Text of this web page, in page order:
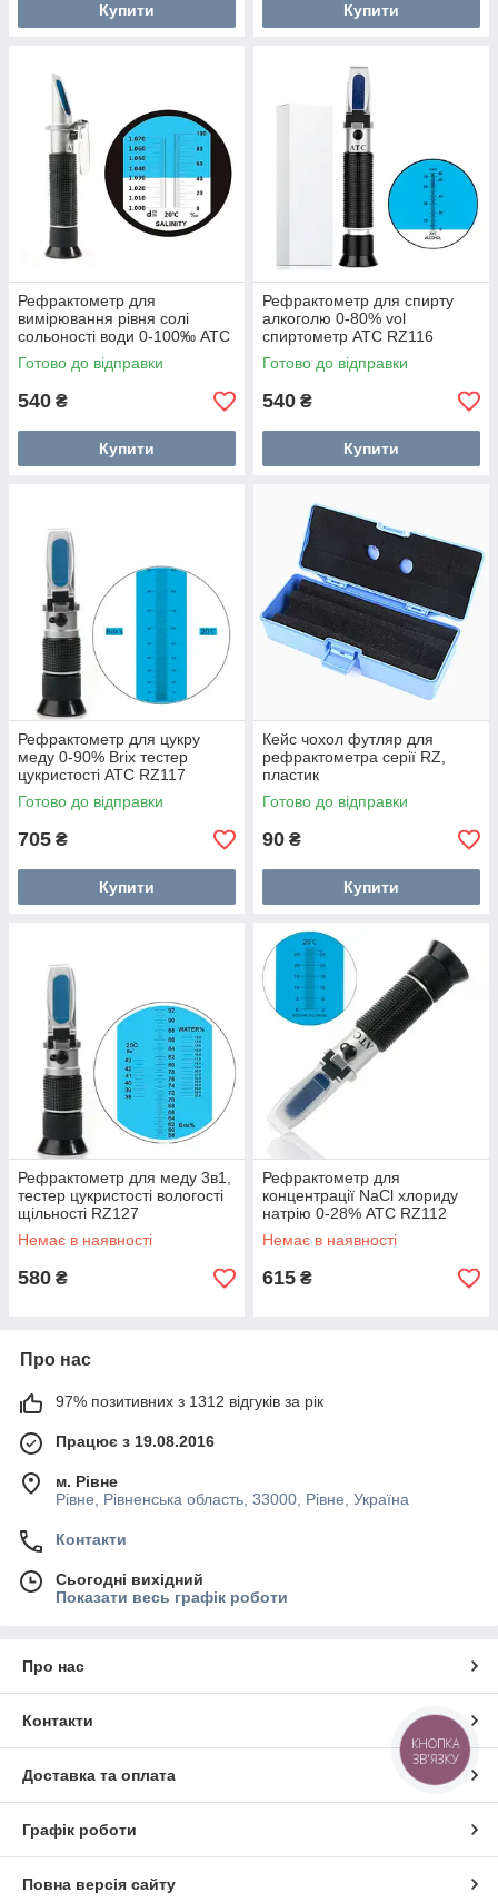
Купити Купити
Рефрактометр для
вимірювання рівня солі
сольоності води 0-100‰ ATC
RZ118
Готово до відправки
540 ₴
Купити
Рефрактометр для спирту
алкоголю 0-80% vol
спиртометр ATC RZ116
Готово до відправки
540 ₴
Купити
Рефрактометр для цукру
меду 0-90% Brix тестер
цукристості АТС RZ117
Готово до відправки
705 ₴
Купити
Кейс чохол футляр для
рефрактометра серії RZ,
пластик
Готово до відправки
90 ₴
Купити
Рефрактометр для меду 3в1,
тестер цукристості вологості
щільності RZ127
Немає в наявності
580 ₴
Рефрактометр для
концентрації NaCl хлориду
натрію 0-28% ATC RZ112
Немає в наявності
615 ₴
Про нас
97% позитивних з 1312 відгуків за рік
Працює з 19.08.2016
м. Рівне
Рівне, Рівненська область, 33000, Рівне, Україна
Контакти
Сьогодні вихідний
Показати весь графік роботи
Про нас
Контакти
Доставка та оплата
Графік роботи
Повна версія сайту
КНОПКА
ЗВ'ЯЗКУ